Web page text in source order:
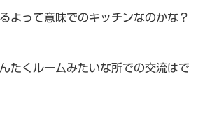
よって意味でのキッチンなのかな？
たくルームみたいな所での交流はで